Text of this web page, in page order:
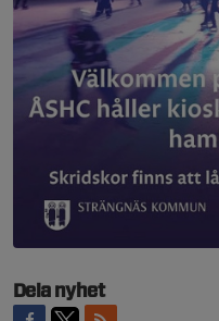
Dela nyhet